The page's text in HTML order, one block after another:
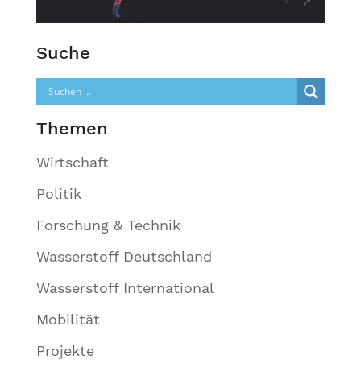
Suche
Themen
Wirtschaft
Politik
Forschung & Technik
Wasserstoff Deutschland
Wasserstoff International
Mobilität
Projekte